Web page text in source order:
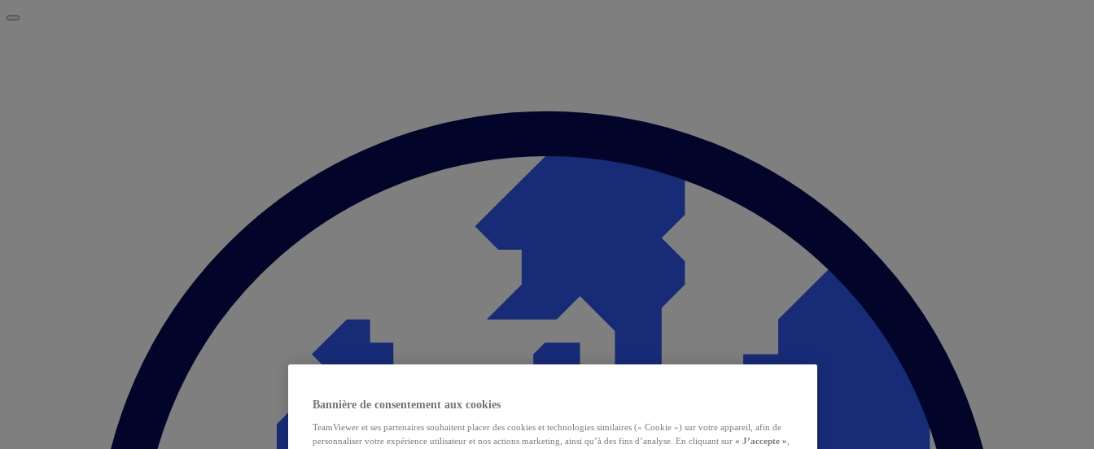
Bannière de consentement aux cookies
TeamViewer et ses partenaires souhaitent placer des cookies et technologies similaires (« Cookie ») sur votre appareil, afin de
personnaliser votre expérience utilisateur et nos actions marketing, ainsi qu’à des fins d’analyse. En cliquant sur « J’accepte »